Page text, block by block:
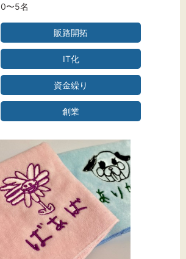
0〜5名
販路開拓
IT化
資金繰り
創業